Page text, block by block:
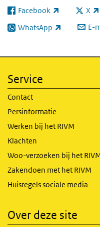
Facebook
(externe link) X
WhatsApp
(externe link) E-
Service
Contact
Persinformatie
Werken bij het RIVM
Klachten
Woo-verzoeken bij het
Zakendoen met het RIVM
Huisregels sociale media
Over deze site